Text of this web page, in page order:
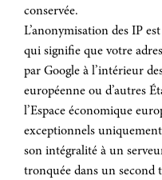
conservée.
L’anonymisation des IP
qui signifie que votre
par Google à l’intérieur
européenne ou d’autres
l’Espace économique
exceptionnels
son intégralité à un
tronquée dans un second